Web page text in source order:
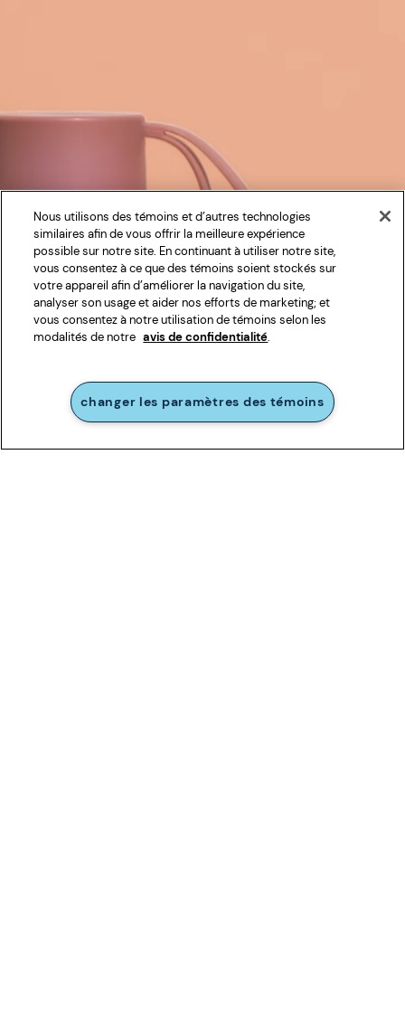
Nous utilisons des témoins et d’autres technologies
similaires afin de vous offrir la meilleure expérience
possible sur notre site. En continuant à utiliser notre site,
vous consentez à ce que des témoins soient stockés sur
votre appareil afin d’améliorer la navigation du site,
analyser son usage et aider nos efforts de marketing; et
vous consentez à notre utilisation de témoins selon les
modalités de notre avis de confidentialité.
changer les paramètres des témoins